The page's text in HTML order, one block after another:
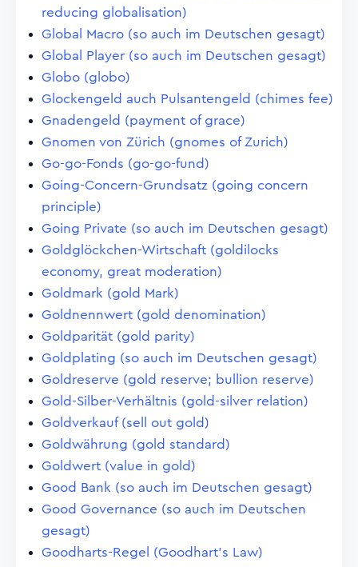
reducing globalisation)
Global Macro (so auch im Deutschen gesagt)
Global Player (so auch im Deutschen gesagt)
Globo (globo)
Glockengeld auch Pulsantengeld (chimes fee)
Gnadengeld (payment of grace)
Gnomen von Zürich (gnomes of Zurich)
Go-go-Fonds (go-go-fund)
Going-Concern-Grundsatz (going concern
principle)
Going Private (so auch im Deutschen gesagt)
Goldglöckchen-Wirtschaft (goldilocks
economy, great moderation)
Goldmark (gold Mark)
Goldnennwert (gold denomination)
Goldparität (gold parity)
Goldplating (so auch im Deutschen gesagt)
Goldreserve (gold reserve; bullion reserve)
Gold-Silber-Verhältnis (gold-silver relation)
Goldverkauf (sell out gold)
Goldwährung (gold standard)
Goldwert (value in gold)
Good Bank (so auch im Deutschen gesagt)
Good Governance (so auch im Deutschen
gesagt)
Goodharts-Regel (Goodhart's Law)